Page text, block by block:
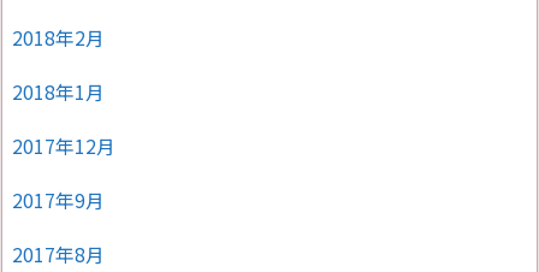
2018年2月
2018年1月
2017年12月
2017年9月
2017年8月